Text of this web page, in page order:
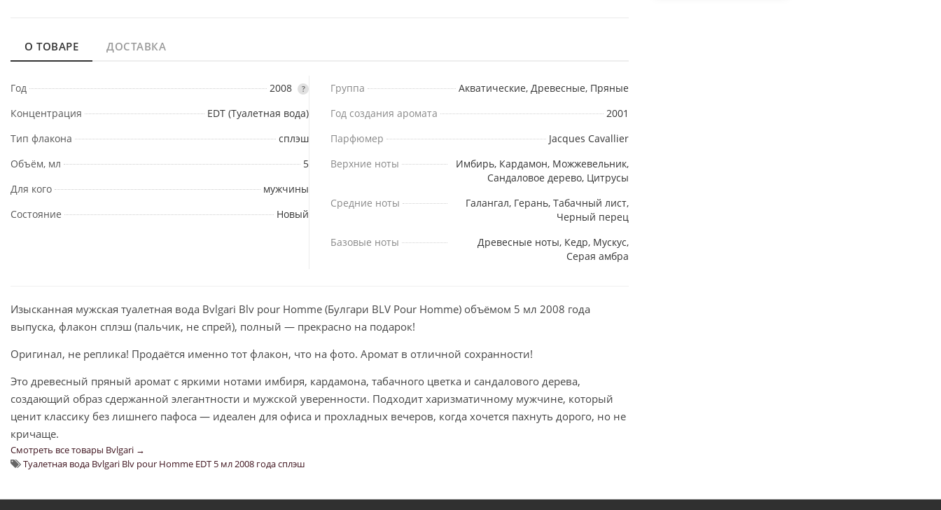
О ТОВАРЕ ДОСТАВКА
Год 2008 ?
Концентрация
EDT (Туалетная вода)
Тип флакона
сплэш
Объём, мл
5
Для кого
мужчины
Состояние
Новый
Группа
Акватические, Древесные, Пряные
Год создания аромата
2001
Парфюмер
Jacques Cavallier
Верхние ноты
Имбирь, Кардамон, Можжевельник,
Сандаловое дерево, Цитрусы
Средние ноты
Галангал, Герань, Табачный лист,
Черный перец
Базовые ноты
Древесные ноты, Кедр, Мускус,
Серая амбра
Изысканная мужская туалетная вода Bvlgari Blv pour Homme (Булгари BLV Pour Homme) объёмом 5 мл 2008 года
выпуска, флакон сплэш (пальчик, не спрей), полный — прекрасно на подарок!
Оригинал, не реплика! Продаётся именно тот флакон, что на фото. Аромат в отличной сохранности!
Это древесный пряный аромат с яркими нотами имбиря, кардамона, табачного цветка и сандалового дерева,
создающий образ сдержанной элегантности и мужской уверенности. Подходит харизматичному мужчине, который
ценит классику без лишнего пафоса — идеален для офиса и прохладных вечеров, когда хочется пахнуть дорого, но не
кричаще.
Смотреть все товары Bvlgari →
Туалетная вода Bvlgari Blv pour Homme EDT 5 мл 2008 года сплэш